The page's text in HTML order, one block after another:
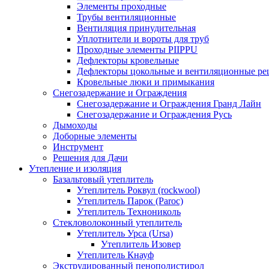
Элементы проходные
Трубы вентиляционные
Вентиляция принудительная
Уплотнители и вороты для труб
Проходные элементы PIIPPU
Дефлекторы кровельные
Дефлекторы цокольные и вентиляционные
Кровельные люки и примыкания
Снегозадержание и Ограждения
Снегозадержание и Ограждения Гранд Лайн
Снегозадержание и Ограждения Русь
Дымоходы
Доборные элементы
Инструмент
Решения для Дачи
Утепление и изоляция
Базальтовый утеплитель
Утеплитель Роквул (rockwool)
Утеплитель Парок (Paroc)
Утеплитель Технониколь
Стекловолоконный утеплитель
Утеплитель Урса (Ursa)
Утеплитель Изовер
Утеплитель Кнауф
Экструдированный пенополистирол